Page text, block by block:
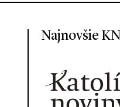
Najnovšie KN